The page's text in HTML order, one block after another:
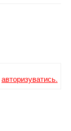
авторизуватись.